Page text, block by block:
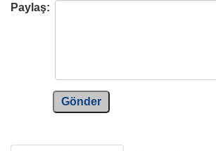
Paylaş:
Gönder